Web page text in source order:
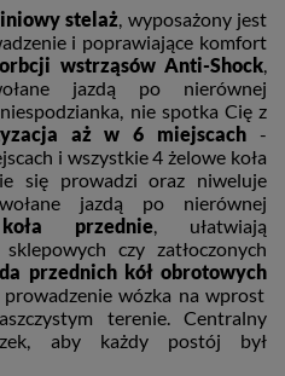
stelaż , wyposażony jest
i poprawiające komfort
wstrząsów Anti-Shock
jazdą po nierównej
nie spotka Cię z
aż w 6 miejscach -
i wszystkie 4 żelowe koła
się prowadzi oraz niweluje
jazdą po nierównej
przednie, ułatwiają
czy zatłoczonych
przednich kół obrotowych
wózka na wprost
terenie. Centralny
aby każdy postój był